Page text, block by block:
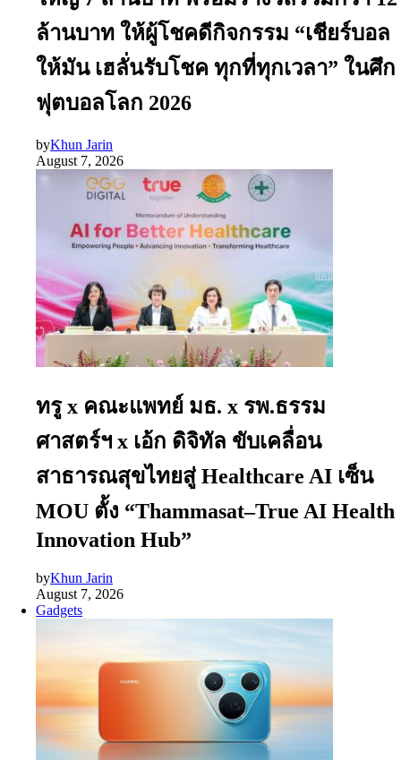
ล้านบาท ให้ผู้โชคดีกิจกรรม “เชียร์บอล
ให้มัน เฮลั่นรับโชค ทุกที่ทุกเวลา” ในศึก
ฟุตบอลโลก 2026
byKhun Jarin
August 7, 2026
ทรู x คณะแพทย์ มธ. x รพ.ธรรม
ศาสตร์ฯ x เอ้ก ดิจิทัล ขับเคลื่อน
สาธารณสุขไทยสู่ Healthcare AI เซ็น
MOU ตั้ง “Thammasat–True AI Health
Innovation Hub”
byKhun Jarin
August 7, 2026
Gadgets